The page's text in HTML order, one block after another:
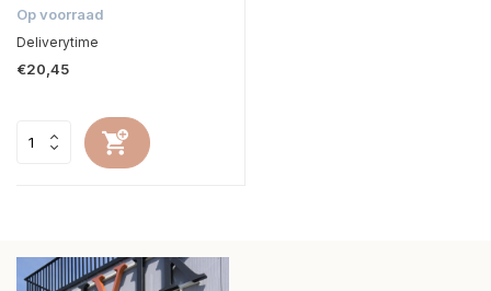
Op voorraad
Deliverytime
€20,45